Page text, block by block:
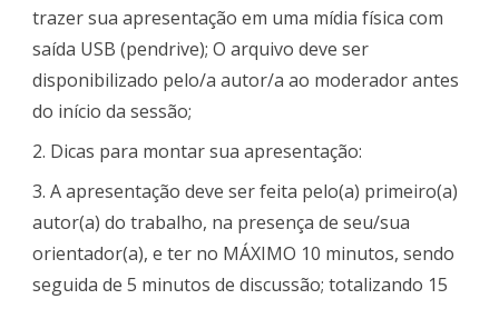
trazer sua apresentação em uma mídia física com
saída USB (pendrive); O arquivo deve ser
disponibilizado pelo/a autor/a ao moderador antes
do início da sessão;
2. Dicas para montar sua apresentação:
3. A apresentação deve ser feita pelo(a) primeiro(a)
autor(a) do trabalho, na presença de seu/sua
orientador(a), e ter no MÁXIMO 10 minutos, sendo
seguida de 5 minutos de discussão; totalizando 15